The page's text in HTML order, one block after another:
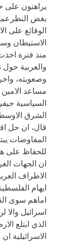
يراهنون على
بغض
الوقائع على
الاستيطان
منذ فترة
والعربية حول
وصعوبته،
مساعد الامين
السياسية
الشرق
قال، ان حل
المفاوضات
للحفاظ على
ان الجهات
الاطراف
ايهام
اماهم سوى
اسرائيل والا
الذي ابتلع